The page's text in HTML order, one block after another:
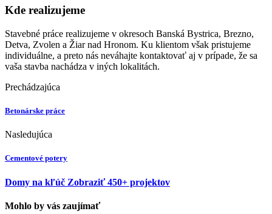
Kde realizujeme
Stavebné práce realizujeme v okresoch Banská Bystrica, Brezno,
Detva, Zvolen a Žiar nad Hronom. Ku klientom však pristujeme
individuálne, a preto nás neváhajte kontaktovať aj v prípade, že sa
vaša stavba nachádza v iných lokalitách.
Prechádzajúca
Betonárske práce
Nasledujúca
Cementové potery
Domy na kľúč Zobraziť 450+ projektov
Mohlo by vás zaujímať